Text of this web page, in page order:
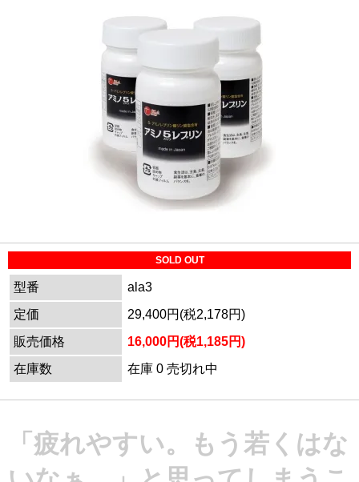
SOLD OUT
型番
ala3
定価
29,400円(税2,178円)
販売価格
16,000円(税1,185円)
在庫数
在庫 0 売切れ中
「疲れやすい。もう若くはな